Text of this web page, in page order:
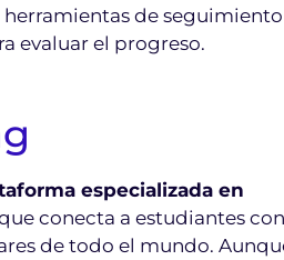
herramientas de seguimiento
evaluar el progreso.
especializada en
conecta a estudiantes con
de todo el mundo.